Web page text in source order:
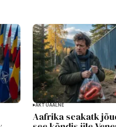
AKTUAALNE
Aafrika seakatk